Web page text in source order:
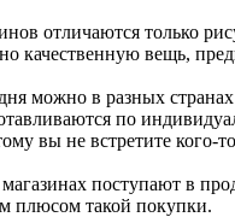
отличаются только
качественную вещь,
можно в разных
по
вы не встретите кого-
поступают в
плюсом такой покупки.